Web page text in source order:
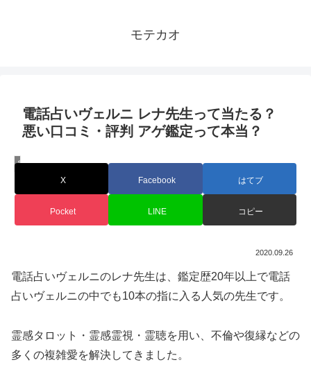
モテカオ
電話占いヴェルニ レナ先生って当たる？
悪い口コミ・評判 アゲ鑑定って本当？
電話占い ヴェルニ
X Facebook はてブ
Pocket LINE コピー
2020.09.26
電話占いヴェルニのレナ先生は、鑑定歴20年以上で電話
占いヴェルニの中でも10本の指に入る人気の先生です。
霊感タロット・霊感霊視・霊聴を用い、不倫や復縁などの
多くの複雑愛を解決してきました。